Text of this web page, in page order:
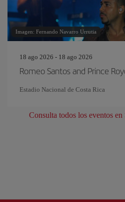
Imagen: Fernando Navarro Urrutia
18 ago 2026 - 18 ago 2026
Romeo Santos and Prince
Estadio Nacional de Costa Rica
Consulta todos los eventos en